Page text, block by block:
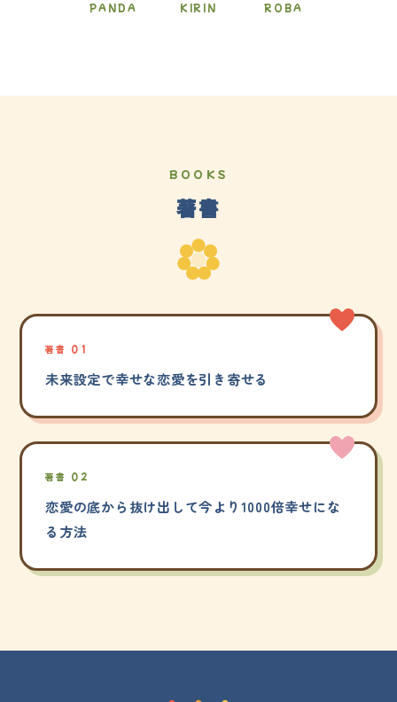
PANDA KIRIN ROBA
BOOKS
著書
著書 01
未来設定で幸せな恋愛を引き寄せる
著書 02
恋愛の底から抜け出して今より1000倍幸せにな
る方法